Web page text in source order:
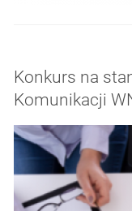
Konkurs na
Komunikacji